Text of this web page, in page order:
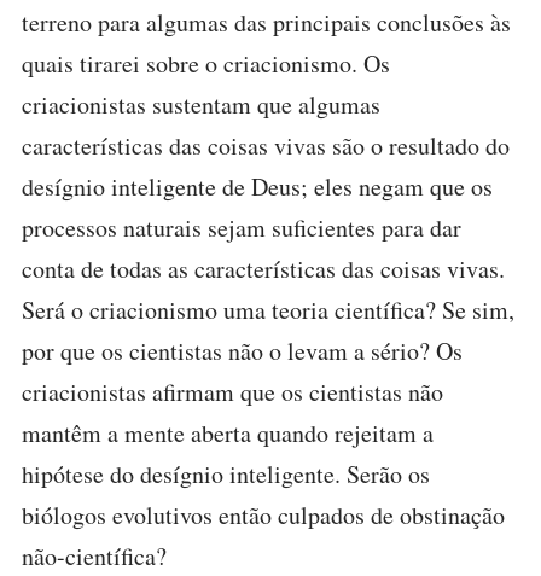
terreno para algumas das principais conclusões às
quais tirarei sobre o criacionismo. Os
criacionistas sustentam que algumas
características das coisas vivas são o resultado do
desígnio inteligente de Deus; eles negam que os
processos naturais sejam suficientes para dar
conta de todas as características das coisas vivas.
Será o criacionismo uma teoria científica? Se sim,
por que os cientistas não o levam a sério? Os
criacionistas afirmam que os cientistas não
mantêm a mente aberta quando rejeitam a
hipótese do desígnio inteligente. Serão os
biólogos evolutivos então culpados de obstinação
não-científica?